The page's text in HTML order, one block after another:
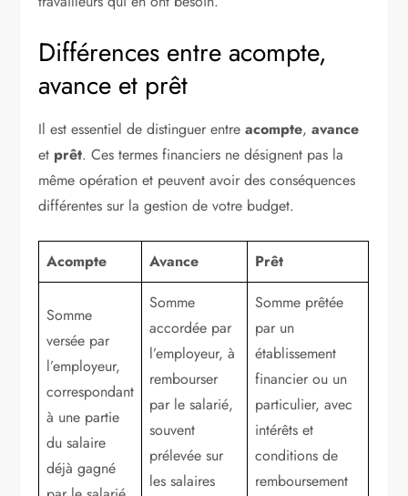
Différences entre acompte,
avance et prêt
Il est essentiel de distinguer entreacompte,avance
et prêt. Ces termes financiers ne désignent pas la
même opération et peuvent avoir des conséquences
différentes sur la gestion de votre budget.
Acompte Avance Prêt
Somme
versée par
l’employeur,
correspondant
à une partie
du salaire
déjà gagné
Somme
accordée par
l’employeur, à
rembourser
par le salarié,
souvent
prélevée sur
les salaires
Somme prêtée
par un
établissement
financier ou un
particulier, avec
intérêts et
conditions de
remboursement